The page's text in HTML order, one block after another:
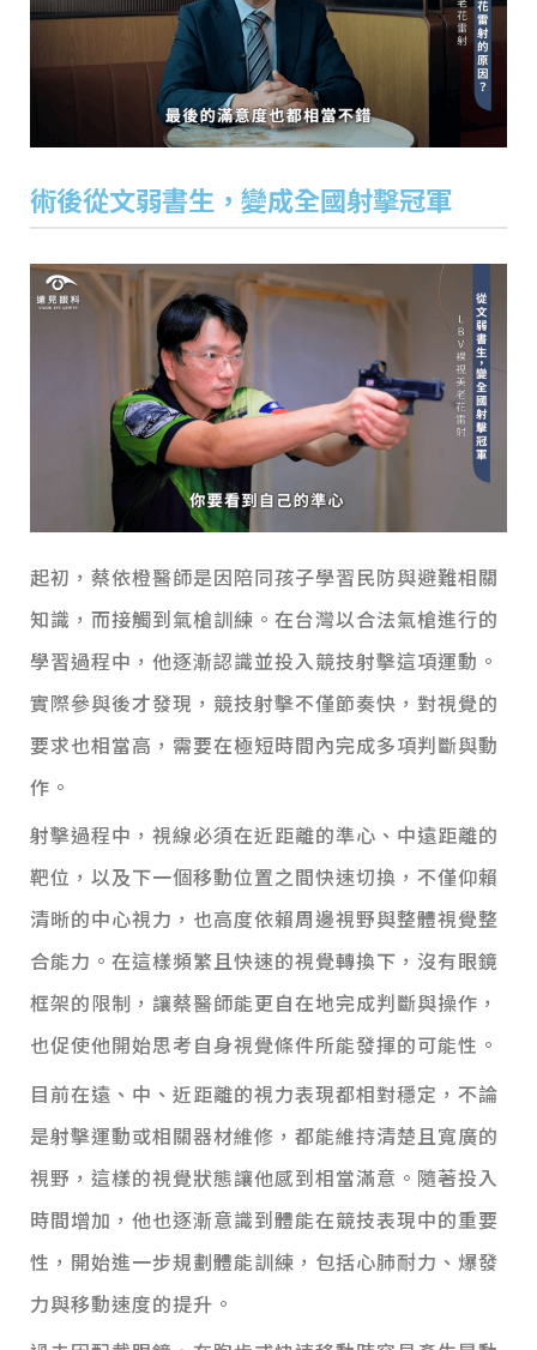
術後從文弱書生，變成全國射擊冠軍
起初，蔡依橙醫師是因陪同孩子學習民防與避難相關
知識，而接觸到氣槍訓練。在台灣以合法氣槍進行的
學習過程中，他逐漸認識並投入競技射擊這項運動。
實際參與後才發現，競技射擊不僅節奏快，對視覺的
要求也相當高，需要在極短時間內完成多項判斷與動
作。
射擊過程中，視線必須在近距離的準心、中遠距離的
靶位，以及下一個移動位置之間快速切換，不僅仰賴
清晰的中心視力，也高度依賴周邊視野與整體視覺整
合能力。在這樣頻繁且快速的視覺轉換下，沒有眼鏡
框架的限制，讓蔡醫師能更自在地完成判斷與操作，
也促使他開始思考自身視覺條件所能發揮的可能性。
目前在遠、中、近距離的視力表現都相對穩定，不論
是射擊運動或相關器材維修，都能維持清楚且寬廣的
視野，這樣的視覺狀態讓他感到相當滿意。隨著投入
時間增加，他也逐漸意識到體能在競技表現中的重要
性，開始進一步規劃體能訓練，包括心肺耐力、爆發
力與移動速度的提升。